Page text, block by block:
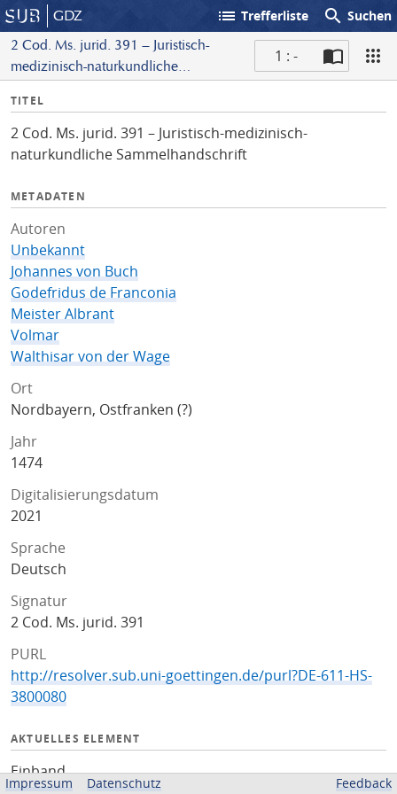
GDZ list Trefferliste search Suchen
2 Cod. Ms. jurid. 391 – Juristisch-
medizinisch-naturkundliche
1 : -
I
f
o
TITEL
2 Cod. Ms. jurid. 391 – Juristisch-medizinisch-
naturkundliche Sammelhandschrift
METADATEN
Autoren
Unbekannt
Johannes von Buch
Godefridus de Franconia
Meister Albrant
Volmar
Walthisar von der Wage
Ort
Nordbayern, Ostfranken (?)
Jahr
1474
Digitalisierungsdatum
2021
Sprache
Deutsch
Signatur
2 Cod. Ms. jurid. 391
PURL
http://resolver.sub.uni-goettingen.de/purl?DE-611-HS-
3800080
AKTUELLES ELEMENT
Einband
Impressum Datenschutz Feedback